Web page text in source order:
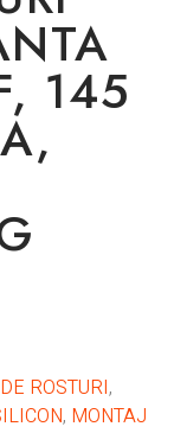
145
ROSTURI,
, MONTAJ